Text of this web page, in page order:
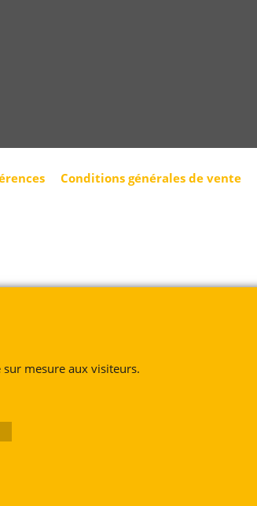
Conditions générales de vente
mesure aux visiteurs.